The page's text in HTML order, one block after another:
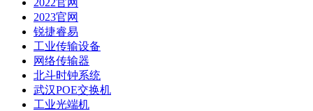
2023官网
锐捷睿易
工业传输设备
网络传输器
北斗时钟系统
武汉POE交换机
工业光端机